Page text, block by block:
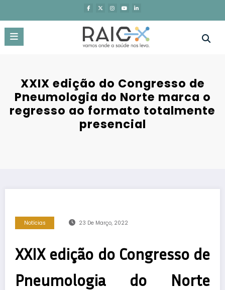
o
conteúdo
XXIX edição do Congresso de
Pneumologia do Norte marca o
regresso ao formato totalmente
presencial
Notícias 23 De Março, 2022
XXIX edição do Congresso de
Pneumologia do Norte